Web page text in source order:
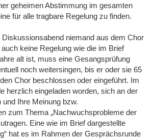
geheimen Abstimmung im gesamten
für alle tragbare Regelung zu finden.
niemand aus dem Chor
keine Regelung wie die im Brief
alt ist, muss eine Gesangsprüfung
noch weitersingen, bis er oder sie 65
Chor beschlossen oder eingeführt. Im
herzlich eingeladen worden, sich an der
und Ihre Meinung bzw.
zum Thema „Nachwuchsprobleme der
Eine wie im Brief dargestellte
hat es im Rahmen der Gesprächsrunde